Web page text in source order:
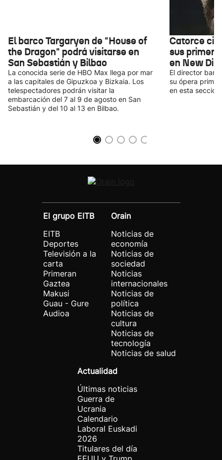
El barco Targaryen de "House of
the Dragon" podrá visitarse en
San Sebastián y Bilbao
La conocida serie de HBO Max llega por mar
a las capitales de Gipuzkoa y Bizkaia. Los
telespectadores podrán visitar la
embarcación del 7 al 9 de agosto en San
Sebastián y del 10 al 13 en Bilbao.
Catorce
sus
en New
El director
su ópera
en esta
El grupo EITB
EITB
Deportes
Televisión a la
carta
Primeran
Gaztea
Makusi
Guau - Gure
Audioa
Orain
Noticias de
economía
Noticias de
sociedad
Noticias
internacionales
Noticias de
política
Noticias de
cultura
Noticias de
tecnología
Noticias de salud
Actualidad
Últimas noticias
Guerra de
Ucrania
Calendario
Laboral Euskadi
2026
Titulares del día